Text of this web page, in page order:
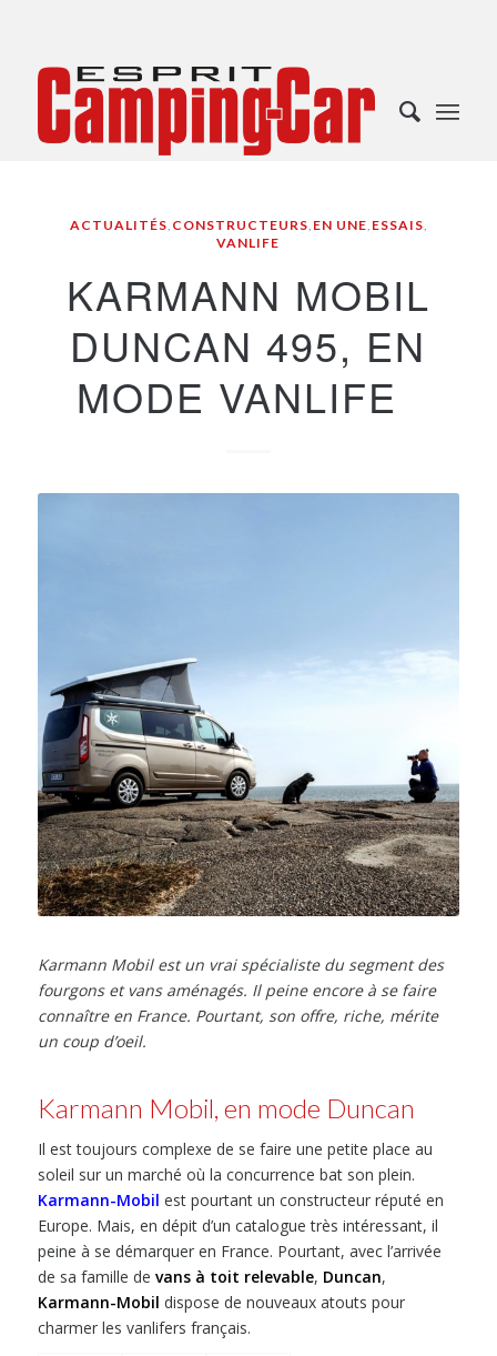
ACTUALITÉS, CONSTRUCTEURS, EN UNE, ESSAIS,
VANLIFE
KARMANN MOBIL
DUNCAN 495, EN
MODE VANLIFE
Karmann Mobil est un vrai spécialiste du segment des
fourgons et vans aménagés. Il peine encore à se faire
connaître en France. Pourtant, son offre, riche, mérite
un coup d’oeil.
Karmann Mobil, en mode Duncan
Il est toujours complexe de se faire une petite place au
soleil sur un marché où la concurrence bat son plein.
Karmann-Mobil est pourtant un constructeur réputé en
Europe. Mais, en dépit d’un catalogue très intéressant, il
peine à se démarquer en France. Pourtant, avec l’arrivée
de sa famille de vans à toit relevable, Duncan,
Karmann-Mobil dispose de nouveaux atouts pour
charmer les vanlifers français.